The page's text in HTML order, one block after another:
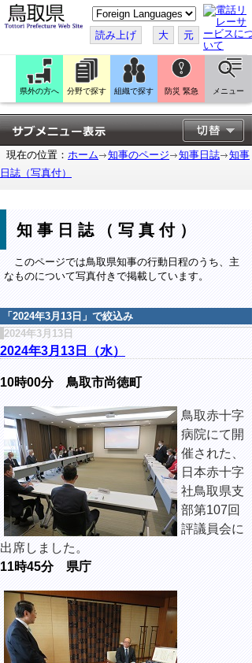
こ
の
ペ
ー
ジ
翻
訳
す
る
読み上げ 大 元
県外の方へ 分野で探す 組織で探す 防災 緊急 メニュー
現在の位置： ホーム 知事のページ 知事日誌
知事
日誌（写真付）
知事日誌（写真付）
このページでは鳥取県知事の行動日程のうち、主
なものについて写真付きで掲載しています。
「 2024年3月13日 」で絞込み
2024年3月13日
2024年3月13日（水）
10時00分 鳥取市尚徳町
鳥取赤十字
病院にて開
催された、
日本赤十字
社鳥取県支
部第107回
評議員会に
出席しました。
11時45分 県庁